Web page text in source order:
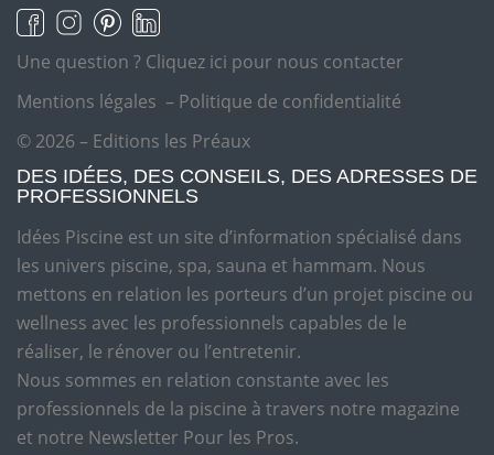
Une question ? Cliquez ici pour nous contacter
Mentions légales – Politique de confidentialité
© 2026 – Editions les Préaux
DES IDÉES, DES CONSEILS, DES ADRESSES DE
PROFESSIONNELS
Idées Piscine est un site d’information spécialisé dans
les univers piscine, spa, sauna et hammam. Nous
mettons en relation les porteurs d’un projet piscine ou
wellness avec les professionnels capables de le
réaliser, le rénover ou l’entretenir.
Nous sommes en relation constante avec les
professionnels de la piscine à travers notre magazine
et notre Newsletter Pour les Pros.